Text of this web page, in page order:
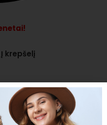
Į krepšelį
rugp. 10 -